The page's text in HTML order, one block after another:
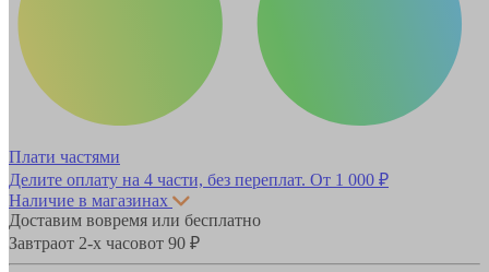
Плати частями
Делите оплату на 4 части, без переплат. От 1 000 ₽
Наличие в магазинах
Доставим вовремя или бесплатно
Завтраот 2-х часовот 90 ₽